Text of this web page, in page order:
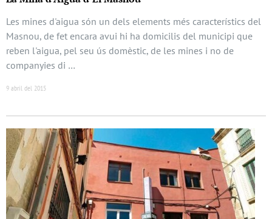
Les mines d'aigua són un dels elements més característics del
Masnou, de fet encara avui hi ha domicilis del municipi que
reben l'aigua, pel seu ús domèstic, de les mines i no de
companyies di …
9 abril del 2015